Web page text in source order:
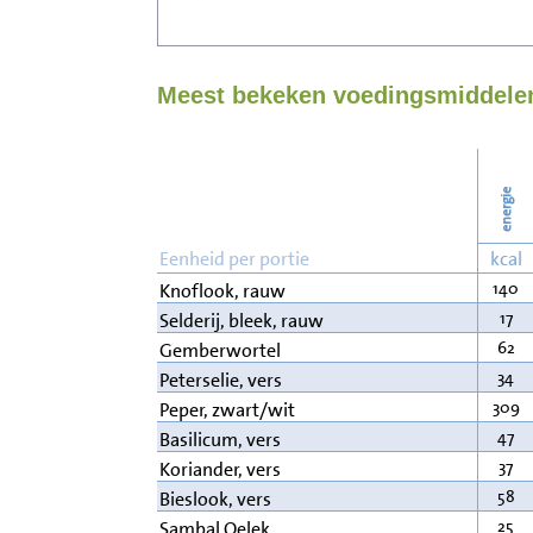
Meest bekeken
energie
Eenheid per portie kcal
Knoflook, rauw
140
Selderij, bleek, rauw 17
Gemberwortel 62
Peterselie, vers 34
Peper, zwart/wit 309
Basilicum, vers 47
Koriander, vers 37
Bieslook, vers 58
25